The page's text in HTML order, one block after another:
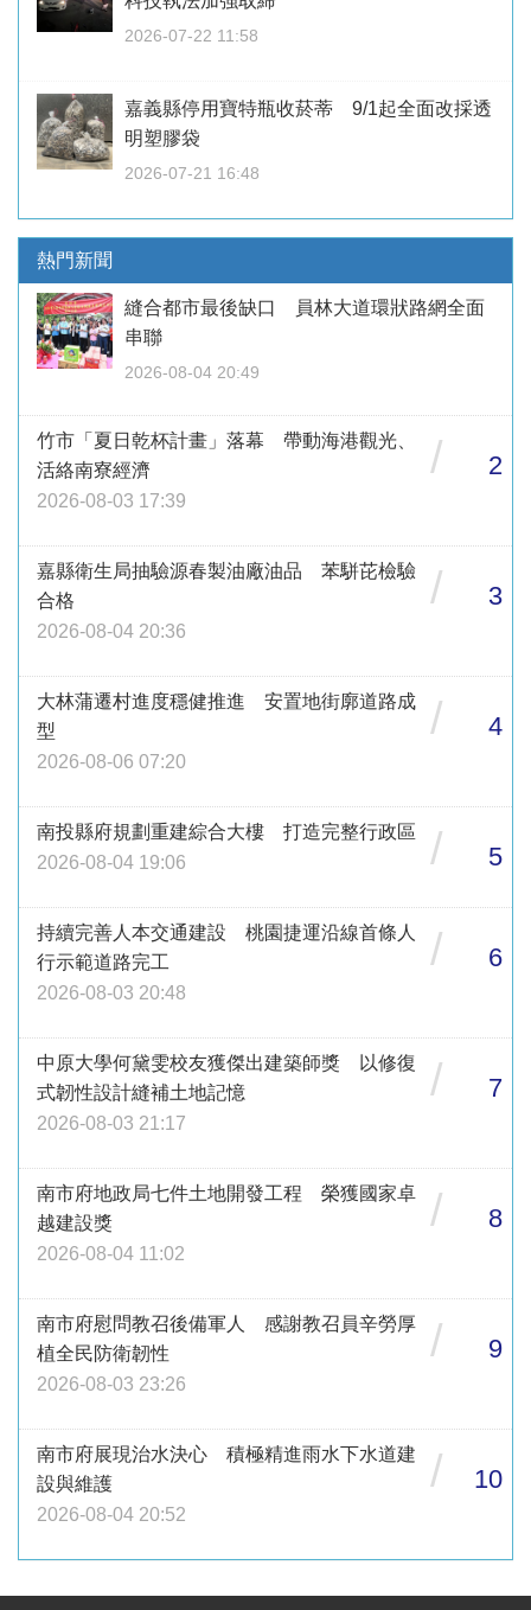
2026-07-22 11:58
嘉義縣停用寶特瓶收菸蒂 9/1起全面改採透
明塑膠袋
2026-07-21 16:48
熱門新聞
縫合都市最後缺口 員林大道環狀路網全面
串聯
2026-08-04 20:49
竹市「夏日乾杯計畫」落幕 帶動海港觀光、
活絡南寮經濟
2026-08-03 17:39
/ 2
嘉縣衛生局抽驗源春製油廠油品 苯駢芘檢驗
合格
2026-08-04 20:36
/ 3
大林蒲遷村進度穩健推進 安置地街廓道路成
型
2026-08-06 07:20
/ 4
南投縣府規劃重建綜合大樓 打造完整行政區
2026-08-04 19:06
/ 5
持續完善人本交通建設 桃園捷運沿線首條人
行示範道路完工
2026-08-03 20:48
/ 6
中原大學何黛雯校友獲傑出建築師獎 以修復
式韌性設計縫補土地記憶
2026-08-03 21:17
/ 7
南市府地政局七件土地開發工程 榮獲國家卓
越建設獎
2026-08-04 11:02
/ 8
南市府慰問教召後備軍人 感謝教召員辛勞厚
植全民防衛韌性
2026-08-03 23:26
/ 9
南市府展現治水決心 積極精進雨水下水道建
設與維護
2026-08-04 20:52
/ 10